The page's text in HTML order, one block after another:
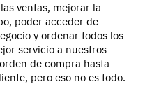
ventas, mejorar la
poder acceder de
y ordenar todos los
servicio a nuestros
de compra hasta
pero eso no es todo.